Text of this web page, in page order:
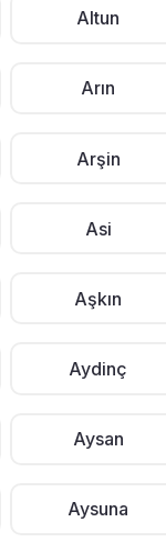
Altun
Arın
Arşin
Asi
Aşkın
Aydinç
Aysan
Aysuna